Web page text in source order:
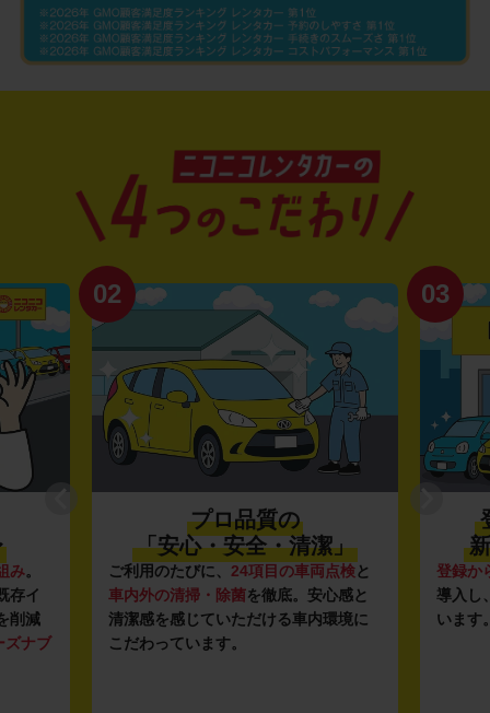
み。
存イ
削減
ズナブ
02
プロ品質の
「安心・安全・清潔」
ご利用のたびに、 24項目の車両点検と
車内外の清掃・除菌を徹底。安心感と
清潔感を感じていただける車内環境に
こだわっています。
03
登録か
導入し
います